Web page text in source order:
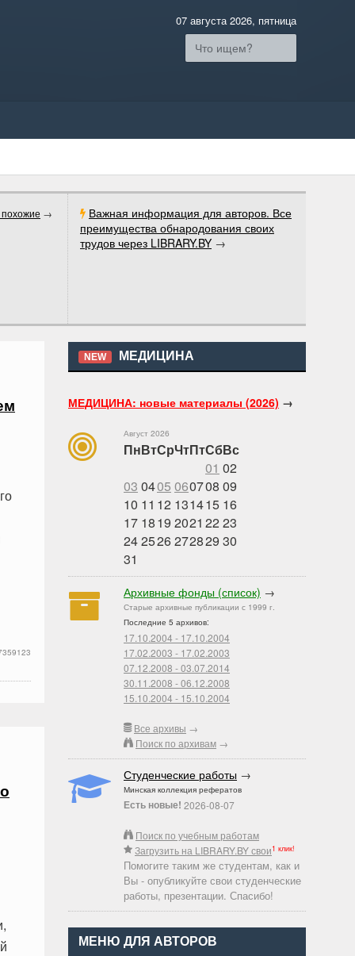
07 августа 2026, пятница
Важная информация для авторов. Все
преимущества обнародования своих
трудов через LIBRARY.BY →
→
NEW МЕДИЦИНА
МЕДИЦИНА: новые материалы (2026) →
Август 2026
ПнВтСрЧтПтСбВс
01 02
03 0405 060708 09
10 11 12 131415 16
17 1819 2021 22 23
242526272829 30
31
Архивные фонды (список) →
Старые архивные публикации с 1999 г.
Последние 5 архивов:
17.10.2004 - 17.10.2004
17.02.2003 - 17.02.2003
07.12.2008 - 03.07.2014
30.11.2008 - 06.12.2008
15.10.2004 - 15.10.2004
Все архивы →
Поиск по архивам →
Студенческие работы →
Минская коллекция рефератов
Есть новые! 2026-08-07
Поиск по учебным работам
Загрузить на LIBRARY.BY свои1 клик!
Помогите таким же студентам, как и
Вы - опубликуйте свои студенческие
работы, презентации. Спасибо!
МЕНЮ ДЛЯ АВТОРОВ